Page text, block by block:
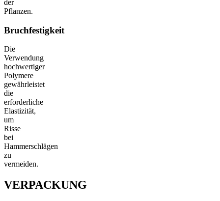
der
Pflanzen.
Bruchfestigkeit
Die
Verwendung
hochwertiger
Polymere
gewährleistet
die
erforderliche
Elastizität,
um
Risse
bei
Hammerschlägen
zu
vermeiden.
VERPACKUNG